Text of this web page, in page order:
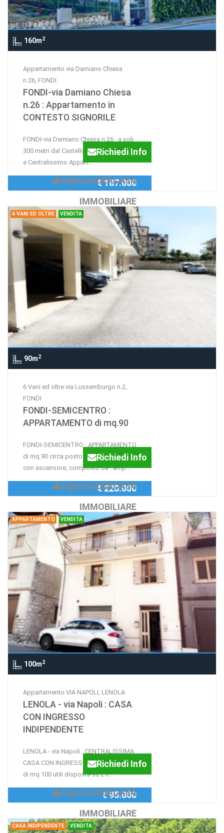
160m2
Appartamento via Damiano Chiesa
n.26, FONDI
FONDI-via Damiano Chiesa
n.26 : Appartamento in
CONTESTO SIGNORILE
FONDI-via Damiano Chiesa n.26 : a soli
300 metri dal Castello Baronale,Ampio
e Centralissimo Appart...
Richiedi Info
Agenzia:DEACASA
IMMOBILIARE
€ 187.000
6 VANI ED OLTRE VENDITA
90m2
6 Vani ed oltre via Lussemburgo n.2,
FONDI
FONDI-SEMICENTRO :
APPARTAMENTO di mq.90
FONDI-SEMICENTRO : APPARTAMENTO
di mq.90 circa posto al piano primo
con ascensore, composto da : amp...
Richiedi Info
Agenzia:DEACASA
IMMOBILIARE
€ 220.000
APPARTAMENTO VENDITA
100m2
Appartamento VIA NAPOLI, LENOLA
LENOLA - via Napoli : CASA
CON INGRESSO
INDIPENDENTE
LENOLA - via Napoli : CENTRALISSIMA
CASA CON INGRESSO INDIPENDENTE,
di mq 100 utili disposta su 2 li...
Richiedi Info
Agenzia:DEACASA
IMMOBILIARE
€ 95.000
CASA INDIPENDENTE VENDITA